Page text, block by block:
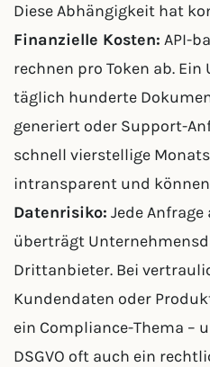
Diese Abhängigkeit hat
Finanzielle Kosten: API-
rechnen pro Token ab.
täglich hunderte
generiert oder Support-
schnell vierstellige
intransparent und
Datenrisiko: Jede
überträgt
Drittanbieter. Bei
Kundendaten oder
ein Compliance-Thema –
DSGVO oft auch ein